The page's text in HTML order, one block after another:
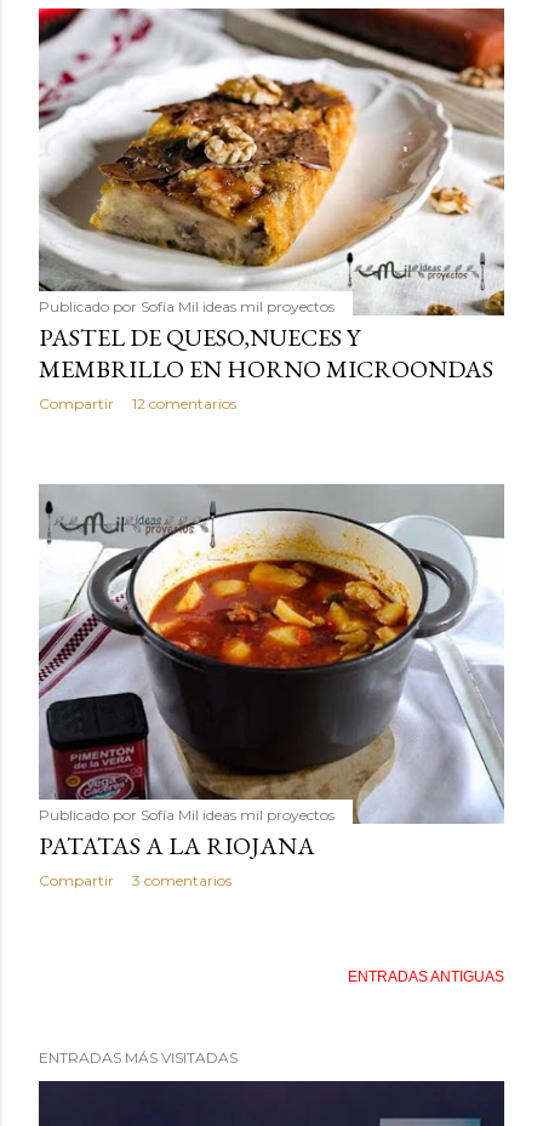
Publicado por Sofía Mil ideas mil proyectos
PASTEL DE QUESO,NUECES Y
MEMBRILLO EN HORNO MICROONDAS
Compartir 12 comentarios
Publicado por Sofía Mil ideas mil proyectos
PATATAS A LA RIOJANA
Compartir 3 comentarios
ENTRADAS ANTIGUAS
ENTRADAS MÁS VISITADAS